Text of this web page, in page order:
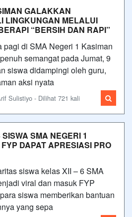
GALAKKAN
LINGKUNGAN MELALUI
“BERSIH DAN RAPI”
pagi di SMA Negeri 1 Kasiman
semangat pada Jumat, 9
siswa didampingi oleh guru,
aksi nyata
Sulistiyo - Dilihat 721 kali
SMA NEGERI 1
DAPAT APRESIASI PRO
siswa kelas XII – 6 SMA
viral dan masuk FYP
siswa memberikan bantuan
yang sepa